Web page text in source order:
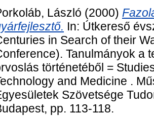
László (2000)
In: Útkereső
in Search of their
Tanulmányok a
történetéből =
and Medicine .
Szövetsége
pp. 113-118.